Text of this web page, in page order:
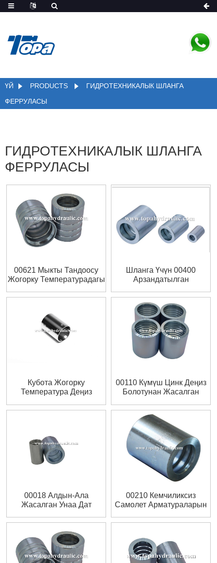
ҮЙ PRODUCTS
ГИДРОТЕХНИКАЛЫК ШЛАНГА
ФЕРРУЛАСЫ
ГИДРОТЕХНИКАЛЫК ШЛАНГА
ФЕРРУЛАСЫ
00621 Мыкты Тандоосу
Жогорку Температурадагы
Шланга Үчүн 00400
Арзандатылган
Кубота Жогорку
Температура Деңиз
Шланганы Феррул
00110 Күмүш Цинк Деңиз
Болотунан Жасалган
00018 Алдын-Ала
Жасалган Унаа Дат
Жасалган Феррулдар
00210 Кемчиликсиз
Самолет Арматураларын
Алмаштырат